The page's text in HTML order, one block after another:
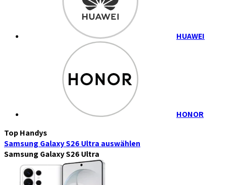
HUAWEI
HONOR
Top Handys
Samsung Galaxy S26 Ultra auswählen
Samsung Galaxy S26 Ultra